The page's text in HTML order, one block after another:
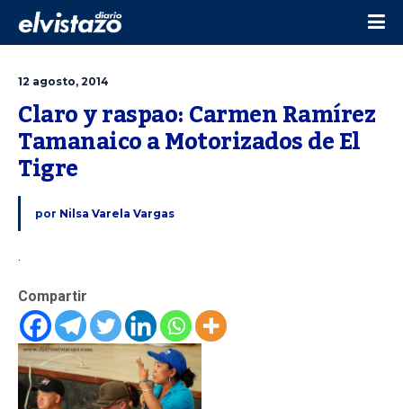
12 agosto, 2014
Claro y raspao: Carmen Ramírez
Tamanaico a Motorizados de El
Tigre
por Nilsa Varela Vargas
.
Compartir